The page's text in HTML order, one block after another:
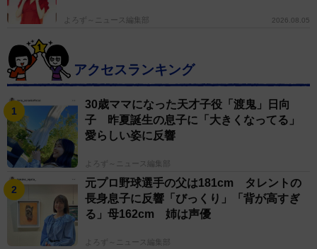
よろず～ニュース編集部 2026.08.05
アクセスランキング
30歳ママになった天才子役「渡鬼」日向
子 昨夏誕生の息子に「大きくなってる」
愛らしい姿に反響
よろず～ニュース編集部
元プロ野球選手の父は181cm タレントの
長身息子に反響「びっくり」「背が高すぎ
る」母162cm 姉は声優
よろず～ニュース編集部